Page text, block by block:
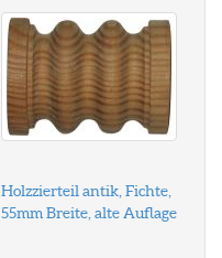
Holzzierteil antik, Fichte,
55mm Breite, alte Auflage